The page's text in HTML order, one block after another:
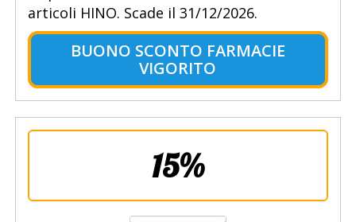
articoli HINO. Scade il 31/12/2026.
BUONO SCONTO FARMACIE
VIGORITO
15%